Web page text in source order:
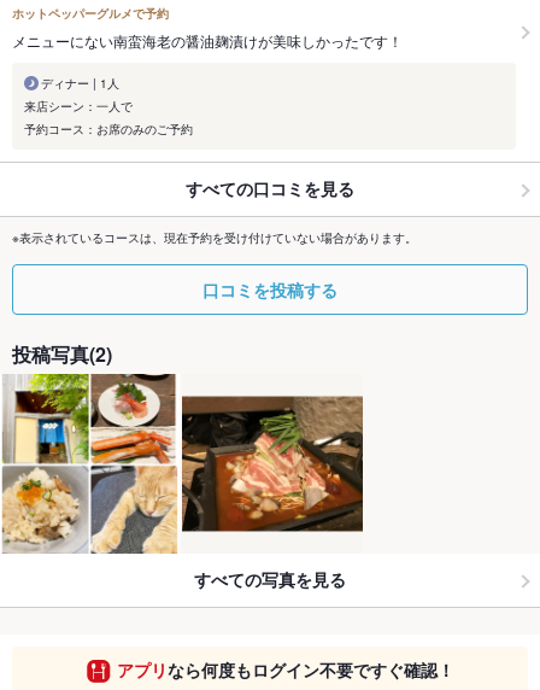
ホットペッパーグルメで予約
メニューにない南蛮海老の醤油麹漬けが美味しかったです！
ディナー | 1人
来店シーン：一人で
予約コース：お席のみのご予約
すべての口コミを見る
※表示されているコースは、現在予約を受け付けていない場合があります。
口コミを投稿する
投稿写真(2)
すべての写真を見る
アプリなら何度もログイン不要ですぐ確認！